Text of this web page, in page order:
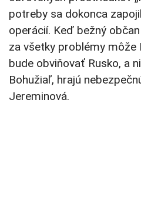
potreby sa dokonca
operácií. Keď bežný
za všetky problémy môže
bude obviňovať Rusko, a
Bohužiaľ, hrajú
Jereminová.